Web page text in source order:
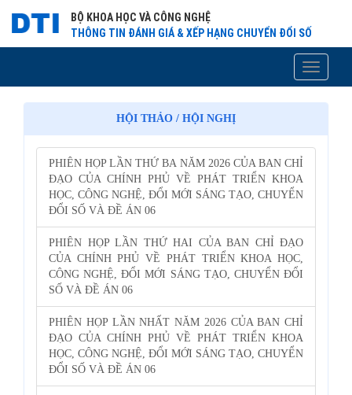
BỘ KHOA HỌC VÀ CÔNG NGHỆ
THÔNG TIN ĐÁNH GIÁ & XẾP HẠNG CHUYỂN ĐỔI SỐ
Toggle
HỘI THẢO / HỘI NGHỊ
PHIÊN HỌP LẦN THỨ BA NĂM 2026 CỦA BAN CHỈ
ĐẠO CỦA CHÍNH PHỦ VỀ PHÁT TRIỂN KHOA
HỌC, CÔNG NGHỆ, ĐỔI MỚI SÁNG TẠO, CHUYỂN
ĐỔI SỐ VÀ ĐỀ ÁN 06
PHIÊN HỌP LẦN THỨ HAI CỦA BAN CHỈ ĐẠO
CỦA CHÍNH PHỦ VỀ PHÁT TRIỂN KHOA HỌC,
CÔNG NGHỆ, ĐỔI MỚI SÁNG TẠO, CHUYỂN ĐỔI
SỐ VÀ ĐỀ ÁN 06
PHIÊN HỌP LẦN NHẤT NĂM 2026 CỦA BAN CHỈ
ĐẠO CỦA CHÍNH PHỦ VỀ PHÁT TRIỂN KHOA
HỌC, CÔNG NGHỆ, ĐỔI MỚI SÁNG TẠO, CHUYỂN
ĐỔI SỐ VÀ ĐỀ ÁN 06